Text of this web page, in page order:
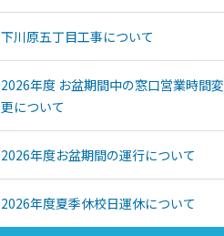
下川原五丁目工事について
2026年度 お盆期間中の窓口営業時間変
更について
2026年度お盆期間の運行について
2026年度夏季休校日運休について